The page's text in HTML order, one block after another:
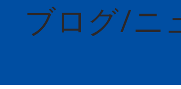
ブログ/ニ